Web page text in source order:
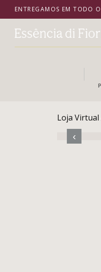
ENTREGAMOS EM TODO
Loja
‹